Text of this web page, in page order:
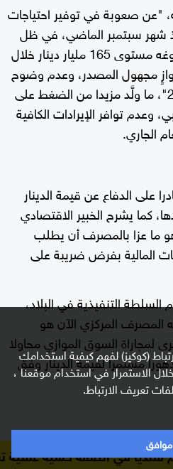
(كوكيز) لفهم كيفية استخدامك
الاستمرار في استخدام موقعنا ،
تعريف الارتباط.
موافق
صعوبة في توفير احتياجات
شهر سبتمبر الماضي، في ظل
تزايد حجم الإنفاق العام، وبلوغه مستوى 165 مليار دينار خلال
موازٍ مجهول المصدر، وعدم وضوح
حجم الإنفاق العام لعام 2024"، ما ولَّد مزيدا من الضغط على
وعدم توافر الإيرادات الكافية
الجاري.
على الدفاع عن قيمة الدينار
كما يشرح الخبير الاقتصادي
ما عزا بالمصرف أن يطلب
المالية بفرض ضريبة على
التنفيذية في البلاد،
المركزي الآن هو
لمجاراة السوق الموازي محاولا
مستمرا لقيمة الدينار وفق
هو السحب من الأصول
الدينار، وهو ما يمثل تهديدا
خشية عملية تسلل